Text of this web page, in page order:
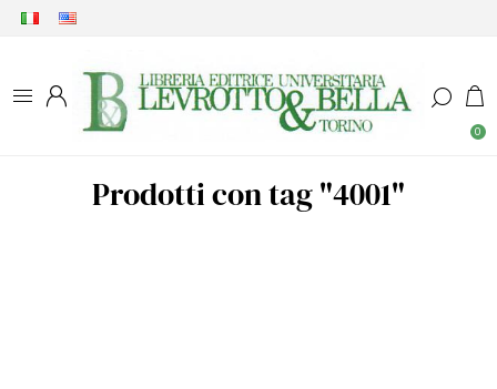
0
Prodotti con tag "4001"